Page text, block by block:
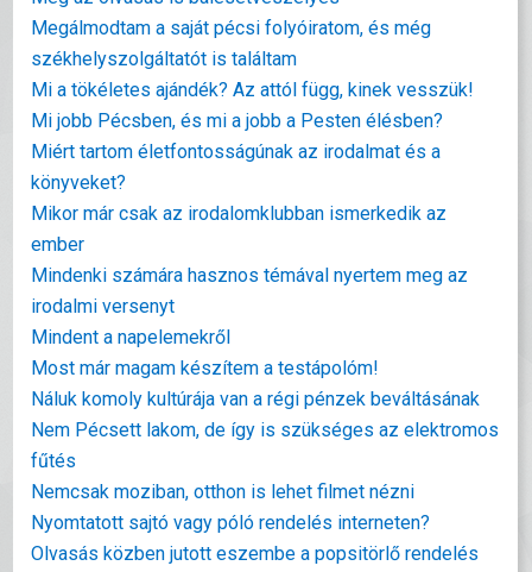
Megálmodtam a saját pécsi folyóiratom, és még
székhelyszolgáltatót is találtam
Mi a tökéletes ajándék? Az attól függ, kinek vesszük!
Mi jobb Pécsben, és mi a jobb a Pesten élésben?
Miért tartom életfontosságúnak az irodalmat és a
könyveket?
Mikor már csak az irodalomklubban ismerkedik az
ember
Mindenki számára hasznos témával nyertem meg az
irodalmi versenyt
Mindent a napelemekről
Most már magam készítem a testápolóm!
Náluk komoly kultúrája van a régi pénzek beváltásának
Nem Pécsett lakom, de így is szükséges az elektromos
fűtés
Nemcsak moziban, otthon is lehet filmet nézni
Nyomtatott sajtó vagy póló rendelés interneten?
Olvasás közben jutott eszembe a popsitörlő rendelés